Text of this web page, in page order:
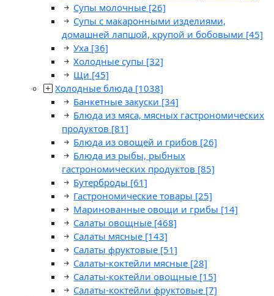
Супы молочные [26]
Супы с макаронными изделиями,
домашней лапшой, крупой и бобовыми [45]
Уха [36]
Холодные супы [32]
Щи [45]
Холодные блюда [1038]
Банкетные закуски [34]
Блюда из мяса, мясных гастрономических
продуктов [81]
Блюда из овощей и грибов [26]
Блюда из рыбы, рыбных
гастрономических продуктов [85]
Бутерброды [61]
Гастрономические товары [25]
Маринованные овощи и грибы [14]
Салаты овощные [468]
Салаты мясные [143]
Салаты фруктовые [51]
Салаты-коктейли мясные [28]
Салаты-коктейли овощные [15]
Салаты-коктейли фруктовые [7]